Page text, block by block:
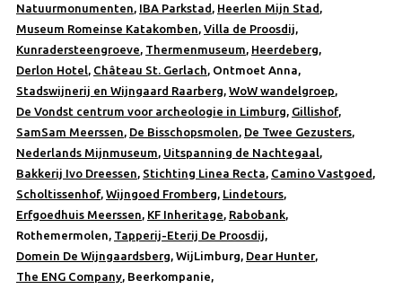
Natuurmonumenten, IBA Parkstad , Heerlen Mijn Stad ,
Museum Romeinse Katakomben, Villa de Proosdij,
Kunradersteengroeve, Thermenmuseum, Heerdeberg,
Derlon Hotel, Château St. Gerlach, Ontmoet Anna,
Stadswijnerij en Wijngaard Raarberg, WoW wandelgroep,
De Vondst centrum voor archeologie in Limburg, Gillishof,
SamSam Meerssen, De Bisschopsmolen, De Twee Gezusters,
Nederlands Mijnmuseum, Uitspanning de Nachtegaal,
Bakkerij Ivo Dreessen, Stichting Linea Recta, Camino Vastgoed ,
Scholtissenhof, Wijngoed Fromberg, Lindetours,
Erfgoedhuis Meerssen, KF Inheritage, Rabobank,
Rothemermolen, Tapperij-Eterij De Proosdij,
Domein De Wijngaardsberg, WijLimburg, Dear Hunter,
The ENG Company, Beerkompanie,